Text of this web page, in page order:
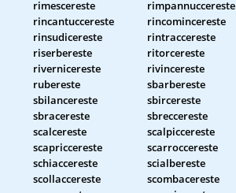
rimescereste
rimpannuccereste
rincantuccereste
rincomincereste
rinsudicereste
rintraccereste
riserbereste
ritorcereste
rivernicereste
rivincereste
rubereste
sbarbereste
sbilancereste
sbircereste
sbracereste
sbreccereste
scalcereste
scalpiccereste
scapriccereste
scarroccereste
schiaccereste
scialbereste
scollaccereste
scombacereste